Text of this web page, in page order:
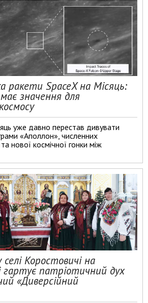
ракети SpaceX на Місяць:
значення для
уже давно перестав дивувати
«Аполлон», численних
нової космічної гонки між
Коростовичі на
патріотичний дух
«Диверсійний